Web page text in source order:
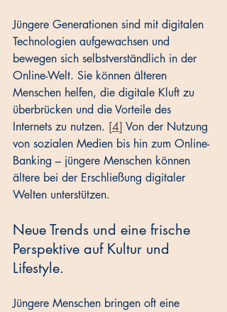
Jüngere Generationen sind mit digitalen
Technologien aufgewachsen und
bewegen sich selbstverständlich in der
Online-Welt. Sie können älteren
Menschen helfen, die digitale Kluft zu
überbrücken und die Vorteile des
Internets zu nutzen. [4] Von der Nutzung
von sozialen Medien bis hin zum Online-
Banking – jüngere Menschen können
ältere bei der Erschließung digitaler
Welten unterstützen.
Neue Trends und eine frische
Perspektive auf Kultur und
Lifestyle.
Jüngere Menschen bringen oft eine